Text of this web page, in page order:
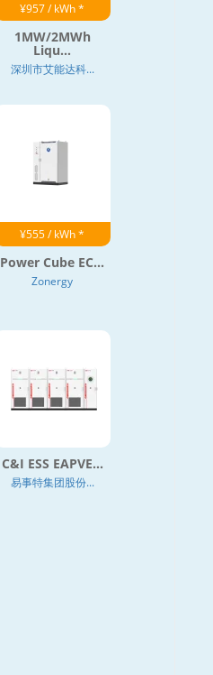
¥957 / kWh *
1MW/2MWh
Liqu...
深圳市艾能达科...
¥555 / kWh *
Power Cube EC...
Zonergy
C&I ESS EAPVE...
易事特集团股份...